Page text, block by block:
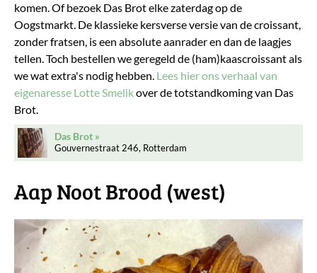
komen. Of bezoek Das Brot elke zaterdag op de
Oogstmarkt. De klassieke kersverse versie van de croissant,
zonder fratsen, is een absolute aanrader en dan de laagjes
tellen. Toch bestellen we geregeld de (ham)kaascroissant als
we wat extra's nodig hebben. Lees hier ons verhaal van
eigenaresse Lotte Smelikover de totstandkoming van Das
Brot.
Das Brot
Gouvernestraat 246, Rotterdam
Aap Noot Brood (west)